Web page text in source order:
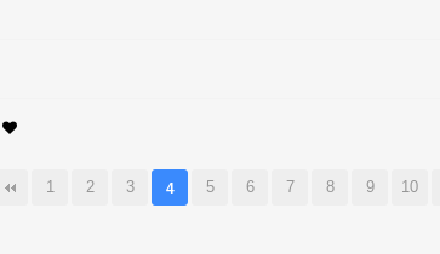
1 2 3 4 5 6 7 8 9 10